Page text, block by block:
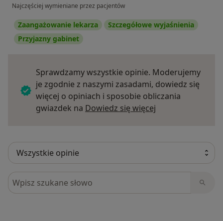
Najczęściej wymieniane przez pacjentów
Zaangażowanie lekarza
Szczegółowe wyjaśnienia
Przyjazny gabinet
Sprawdzamy wszystkie opinie. Moderujemy
je zgodnie z naszymi zasadami, dowiedz się
więcej o opiniach i sposobie obliczania
gwiazdek na Dowiedz się więcej
Szukaj w opiniach